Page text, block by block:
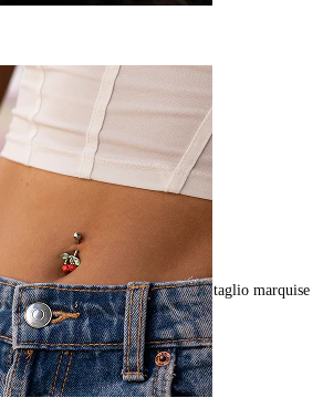
con fiore tempestato di pietre taglio marquise